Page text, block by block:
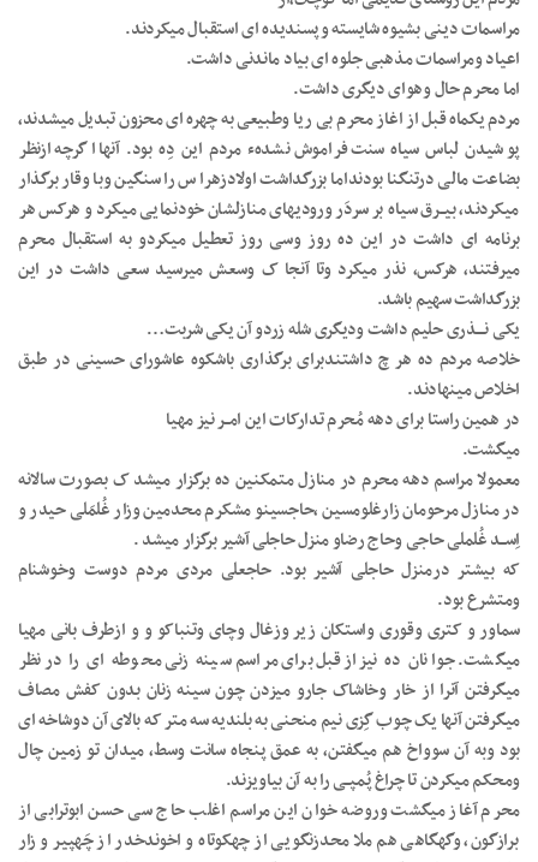
مراسمات دینی بشیوه شایسته وپسندیده ای استقبال میکردند.
اعیاد ومراسمات مذهبی جلوه ای بیاد ماندنی داشت.
اما محرم حال وهوای دیگری داشت.
مردم یکماه قبل از اغاز محرم بی ریا وطبیعی به چهره ای محزون تبدیل میشدند،
پوشیدن لباس سیاه سنت فراموش نشدهء مردم این دِه بود. آنها اگرچه ازنظر
بضاعت مالی درتنگنا بودنداما بزرگداشت اولادزهرا س را سنگین وبا وقار برگذار
میکردند، بیــرق سیاه بر سردَر ورودیهای منازلشان خودنمایی میکرد و هرکس هر
برنامه ای داشت در این ده روز وسی روز تعطیل میکردو به استقبال محرم
میرفتند، هرکس، نذر میکرد وتا آنجا ک وسعش میرسید سعی داشت در این
بزرگداشت سهیم باشد.
یکی نــــذری حلیم داشت ودیگری شله زردو آن یکی شربت…
خلاصه مردم ده هر چ داشتندبرای برگذاری باشکوه عاشورای حسینی در طبق
اخلاص مینهادند.
در همین راستا برای دهه مُحرم تدارکات این امــر نیز مهیا
میگشت.
معمولا مراسم دهه محرم در منازل متمکنین ده برگزار میشد ک بصورت سالانه
در منازل مرحومان زارغلومسین ،حاجسینو مشکرم محدمین وزار غُلمَلی حیدر و
اِســد غُلملی حاجی وحاج رضاو منزل حاجلی آشیر برگزار میشد .
که بیشتر درمنزل حاجلی آشیر بود. حاجعلی مردی مردم دوست وخوشنام
ومتشرع بود.
سماور و کتری وقوری واستکان زیر وزغال وچای وتنباکو و و ازطرف بانی مهیا
میگشت. جوانان ده نیز ازقبل برای مراسم سینه زنی محوطه ای را در نظر
میگرفتن آنرا از خار وخاشاک جارو میزدن چون سینه زنان بدون کفش مصاف
میگرفتن آنها یک چوب گِزی نیم منحنی به بلندیه سه متر که بالای آن دوشاخه ای
بود وبه آن سوواخ هم میگفتن، به عمق پنجاه سانت وسط، میدان تو زمین چال
ومحکم میکردن تا چراغ پُمپــی را به آن بیاویزند.
محرم آغاز میگشت وروضه خوان این مراسم اغلب حاج سی حسن ابوترابی از
برازگون، وگهگاهی هم ملا محدزنگویی از چهکوتاه و اخوندخدر از چَهپیر و زار